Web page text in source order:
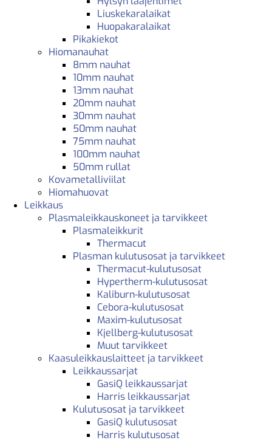
Liuskekaralaikat
Huopakaralaikat
Pikakiekot
Hiomanauhat
8mm nauhat
10mm nauhat
13mm nauhat
20mm nauhat
30mm nauhat
50mm nauhat
75mm nauhat
100mm nauhat
50mm rullat
Kovametalliviilat
Hiomahuovat
Leikkaus
Plasmaleikkauskoneet ja tarvikkeet
Plasmaleikkurit
Thermacut
Plasman kulutusosat ja tarvikkeet
Thermacut-kulutusosat
Hypertherm-kulutusosat
Kaliburn-kulutusosat
Cebora-kulutusosat
Maxim-kulutusosat
Kjellberg-kulutusosat
Muut tarvikkeet
Kaasuleikkauslaitteet ja tarvikkeet
Leikkaussarjat
GasiQ leikkaussarjat
Harris leikkaussarjat
Kulutusosat ja tarvikkeet
GasiQ kulutusosat
Harris kulutusosat